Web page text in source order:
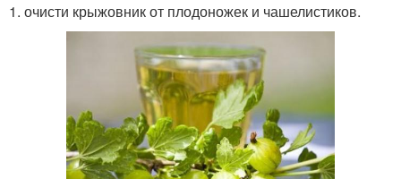
1. очисти крыжовник от плодоножек и чашелистиков.